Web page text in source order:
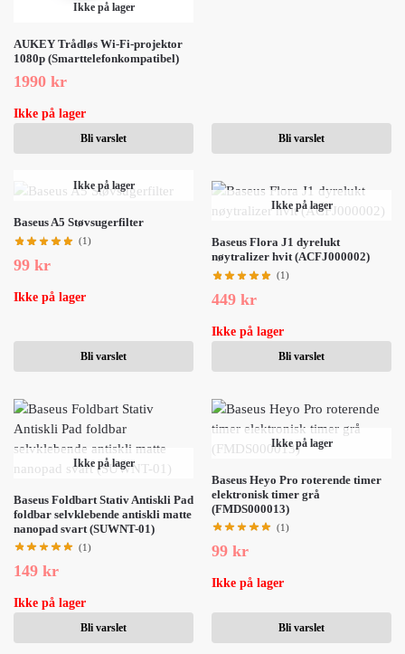
Ikke på lager
AUKEY Trådløs Wi-Fi-projektor
1080p (Smarttelefonkompatibel)
1990 kr
Ikke på lager
Bli varslet Bli varslet
Ikke på lager
Baseus A5 Støvsugerfilter
(1)
99 kr
Ikke på lager
Bli varslet
Ikke på lager
Baseus Flora J1 dyrelukt
nøytralizer hvit (ACFJ000002)
(1)
449 kr
Ikke på lager
Bli varslet
Ikke på lager
Baseus Foldbart Stativ Antiskli Pad
foldbar selvklebende antiskli matte
nanopad svart (SUWNT-01)
(1)
149 kr
Ikke på lager
Bli varslet
Ikke på lager
Baseus Heyo Pro roterende timer
elektronisk timer grå
(FMDS000013)
(1)
99 kr
Ikke på lager
Bli varslet